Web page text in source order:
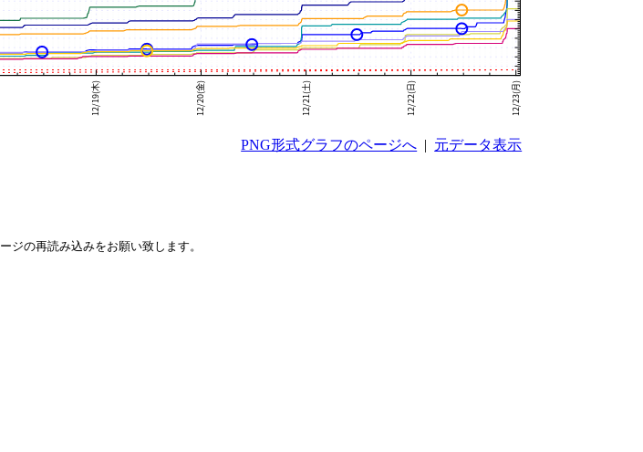
PNG形式グラフのページへ | 元データ表示
の再読み込みをお願い致します。